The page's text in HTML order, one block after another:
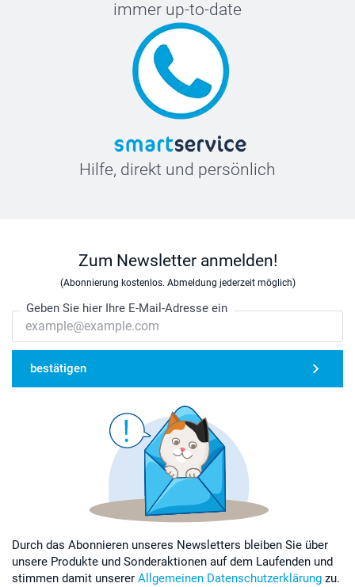
immer up-to-date
Hilfe, direkt und persönlich
Zum Newsletter anmelden!
(Abonnierung kostenlos. Abmeldung jederzeit möglich)
Geben Sie hier Ihre E-Mail-Adresse ein
bestätigen
Durch das Abonnieren unseres Newsletters bleiben Sie über
unsere Produkte und Sonderaktionen auf dem Laufenden und
stimmen damit unserer Allgemeinen Datenschutzerklärung zu.